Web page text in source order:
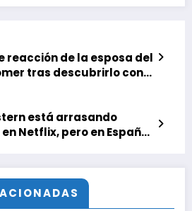
reacción de la esposa del
tras descubrirlo con
está arrasando
Netflix, pero en España